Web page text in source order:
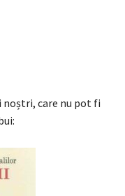
noștri, care nu pot fi